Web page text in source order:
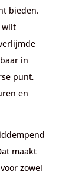
bieden.
wilt
in
punt,
en
maakt
zowel